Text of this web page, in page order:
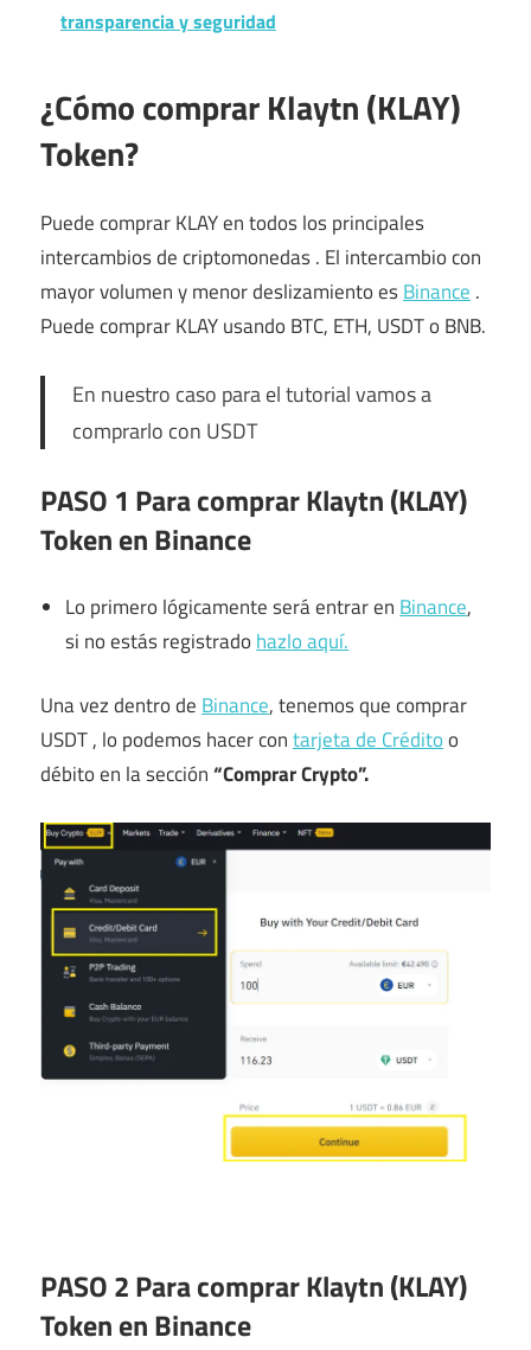
transparencia y seguridad
¿Cómo comprar Klaytn (KLAY)
Token?
Puede comprar KLAY en todos los principales
intercambios de criptomonedas . El intercambio con
mayor volumen y menor deslizamiento esBinance .
Puede comprar KLAY usando BTC, ETH, USDT o BNB.
En nuestro caso para el tutorial vamos a
comprarlo con USDT
PASO 1 Para comprar Klaytn (KLAY)
Token en Binance
Lo primero lógicamente será entrar en Binance,
si no estás registrado hazlo aquí.
Una vez dentro de Binance, tenemos que comprar
USDT , lo podemos hacer contarjeta de Créditoo
débito en la sección“Comprar Crypto”.
PASO 2 Para comprar Klaytn (KLAY)
Token en Binance